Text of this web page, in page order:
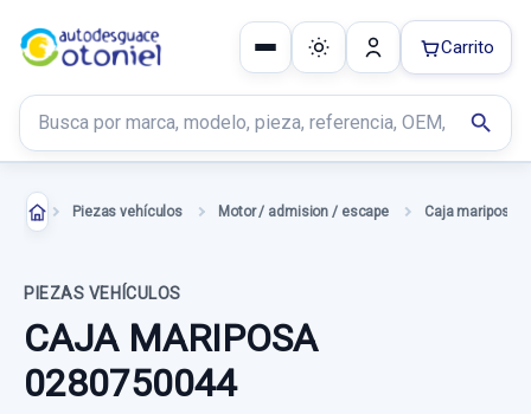
Buscar productos
search
Carrito
Piezas vehículos Motor / admision / escape Caja mariposa
PIEZAS VEHÍCULOS
CAJA MARIPOSA
0280750044